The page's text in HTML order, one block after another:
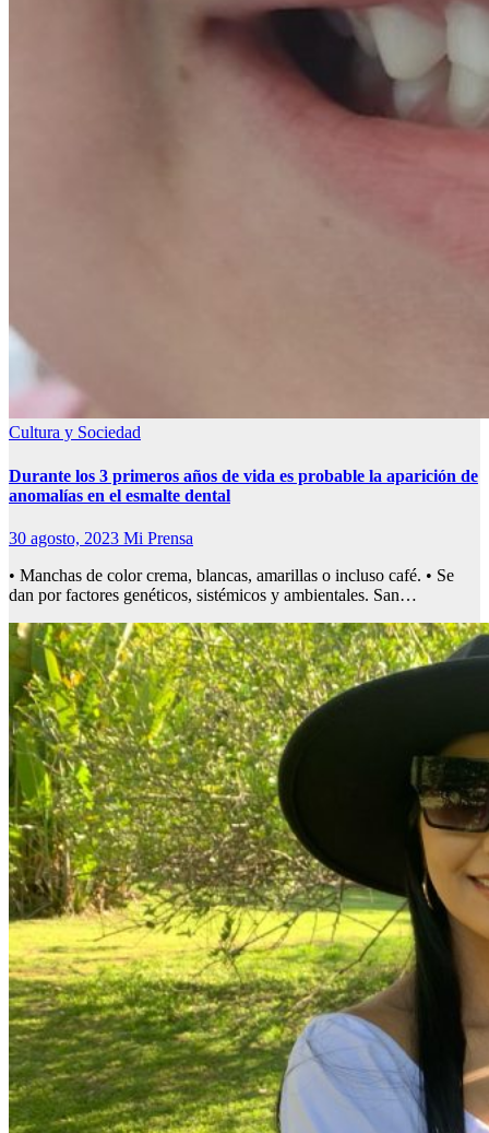
Cultura y Sociedad
Durante los 3 primeros años de vida es probable la aparición de
anomalías en el esmalte dental
30 agosto, 2023 Mi Prensa
• Manchas de color crema, blancas, amarillas o incluso café. • Se
dan por factores genéticos, sistémicos y ambientales. San…